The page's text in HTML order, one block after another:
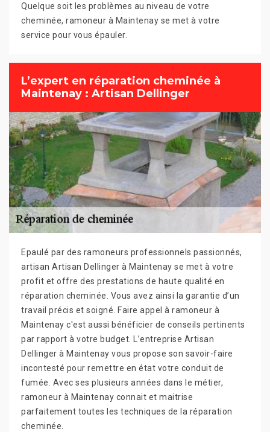
Quelque soit les problèmes au niveau de votre
cheminée, ramoneur à Maintenay se met à votre
service pour vous épauler.
L’expert en réparation cheminée à
Maintenay : Artisan Dellinger
Epaulé par des ramoneurs professionnels passionnés,
artisan Artisan Dellinger à Maintenay se met à votre
profit et offre des prestations de haute qualité en
réparation cheminée. Vous avez ainsi la garantie d’un
travail précis et soigné. Faire appel à ramoneur à
Maintenay c'est aussi bénéficier de conseils pertinents
par rapport à votre budget. L’entreprise Artisan
Dellinger à Maintenay vous propose son savoir-faire
incontesté pour remettre en état votre conduit de
fumée. Avec ses plusieurs années dans le métier,
ramoneur à Maintenay connait et maitrise
parfaitement toutes les techniques de la réparation
cheminée.